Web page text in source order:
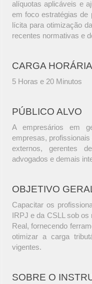
alíquotas aplicáveis e
em foco estratégias de
lícita para otimização
recentes normativas e
CARGA HORÁRIA
5 Horas e 20 Minutos
PÚBLICO ALVO
A empresários em
empresas, profissionais
externos, gerentes
advogados e demais
OBJETIVO
Capacitar os
IRPJ e da CSLL sob
Real, fornecendo
otimizar a carga
vigentes.
SOBRE O